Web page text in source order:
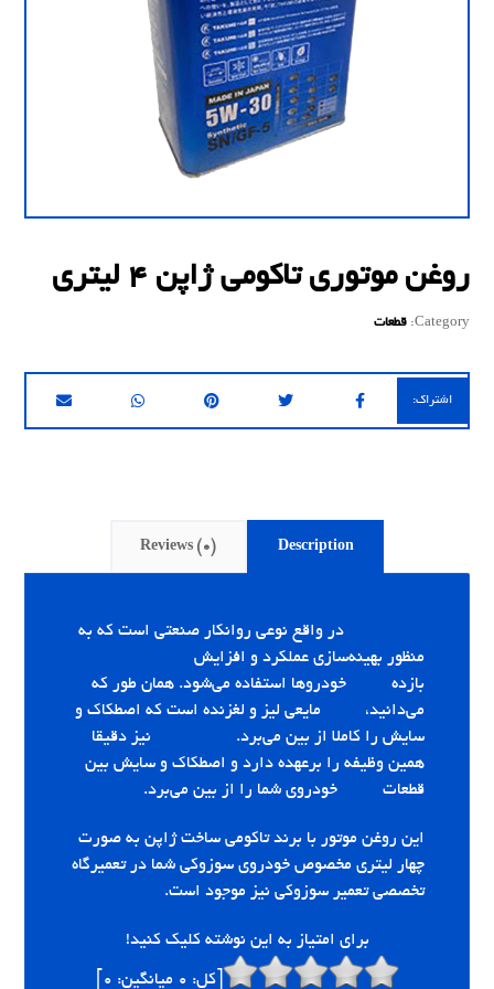
روغن موتوری تاکومی ژاپن 4 لیتری
Category: قطعات
Description
Reviews (0)
در واقع نوعی روانکار صنعتی است که به
منظور بهینه‌سازی عملکرد و افزایش
بازده
خودروها استفاده می‌شود. همان طور که
می‌دانید،
مایعی لیز و لغزنده است که اصطکاک و
سایش را کاملا از بین می‌برد.
نیز دقیقا
همین وظیفه را برعهده دارد و اصطکاک و سایش بین
قطعات
خودروی شما را از بین می‌برد.
این روغن موتور با برند تاکومی ساخت ژاپن به صورت
چهار لیتری مخصوص خودروی سوزوکی شما در تعمیرگاه
تخصصی تعمیر سوزوکی نیز موجود است.
برای امتیاز به این نوشته کلیک کنید!
[کل: 0 میانگین: 0